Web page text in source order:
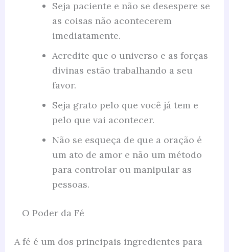
Seja paciente e não se desespere se
as coisas não acontecerem
imediatamente.
Acredite que o universo e as forças
divinas estão trabalhando a seu
favor.
Seja grato pelo que você já tem e
pelo que vai acontecer.
Não se esqueça de que a oração é
um ato de amor e não um método
para controlar ou manipular as
pessoas.
O Poder da Fé
A fé é um dos principais ingredientes para